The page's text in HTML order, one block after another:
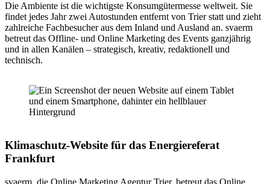
Die Ambiente ist die wichtigste Konsumgütermesse weltweit. Sie
findet jedes Jahr zwei Autostunden entfernt von Trier statt und zieht
zahlreiche Fachbesucher aus dem Inland und Ausland an. svaerm
betreut das Offline- und Online Marketing des Events ganzjährig
und in allen Kanälen – strategisch, kreativ, redaktionell und
technisch.
Klimaschutz-Website für das Energiereferat
Frankfurt
svaerm, die Online Marketing Agentur Trier, betreut das Online